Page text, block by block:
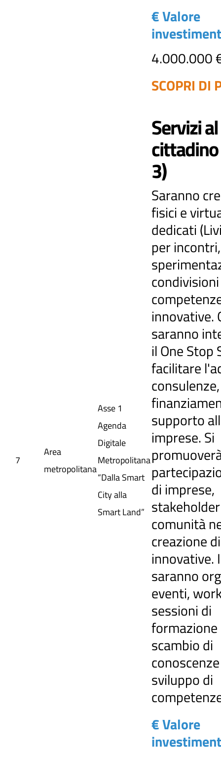
€ Valore
4.000.000
SCOPRI DI
7
Area
metropolitana
Asse 1
Agenda
Digitale
Metropolitana
“Dalla Smart
City alla
Smart Land”
Servizi al
3)
Saranno
fisici e
dedicati
per incontri,
innovative.
saranno
il One Stop
facilitare
consulenze,
supporto
imprese. Si
di imprese,
comunità
creazione
innovative.
saranno
eventi,
sessioni di
scambio di
sviluppo di
€ Valore